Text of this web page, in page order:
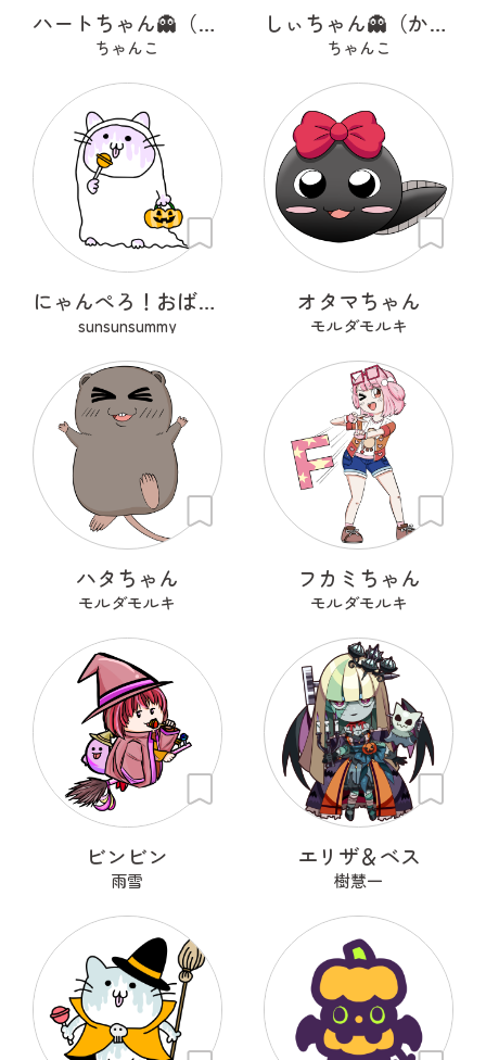
ハートちゃん👻（かわいいオバケ）
ちゃんこ
しぃちゃん👻（かわいいオバケ）
ちゃんこ
にゃんぺろ！おばけっ
sunsunsummy
オタマちゃん
モルダモルキ
ハタちゃん
モルダモルキ
フカミちゃん
モルダモルキ
ビンビン
雨雪
エリザ＆ベス
樹慧一